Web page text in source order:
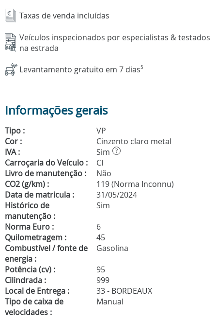
Taxas de venda incluídas
Veículos inspecionados por especialistas & testados
na estrada
Levantamento gratuito em 7 dias5
Informações gerais
Tipo :
VP
Cor :
Cinzento claro metal
IVA :
Sim ?
Carroçaria do Veículo :
CI
Livro de manutenção :
Não
CO2 (g/km) :
119 (Norma Inconnu)
Data de matricula :
31/05/2024
Histórico de
manutenção :
Sim
Norma Euro :
6
Quilometragem :
45
Combustível / fonte de
energia :
Gasolina
Potência (cv) :
95
Cilindrada :
999
Local de Entrega :
33 - BORDEAUX
Tipo de caixa de
velocidades :
Manual